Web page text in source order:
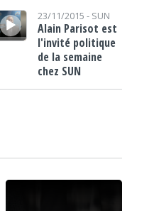
Lecteur audio
23/11/2015 - SUN
Alain Parisot est
l'invité politique
de la semaine
chez SUN